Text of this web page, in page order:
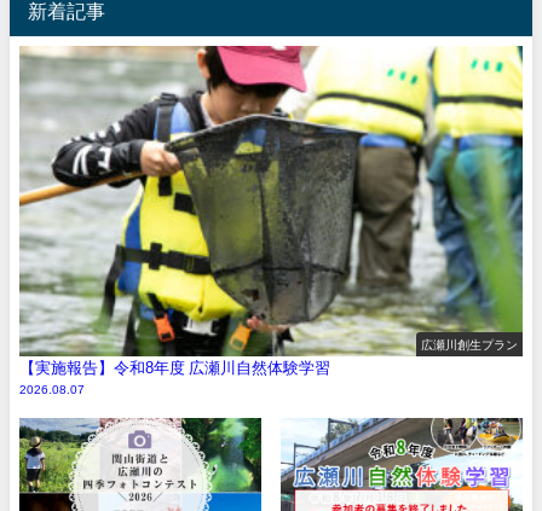
新着記事
広瀬川創生プラン
【実施報告】令和8年度 広瀬川自然体験学習
2026.08.07